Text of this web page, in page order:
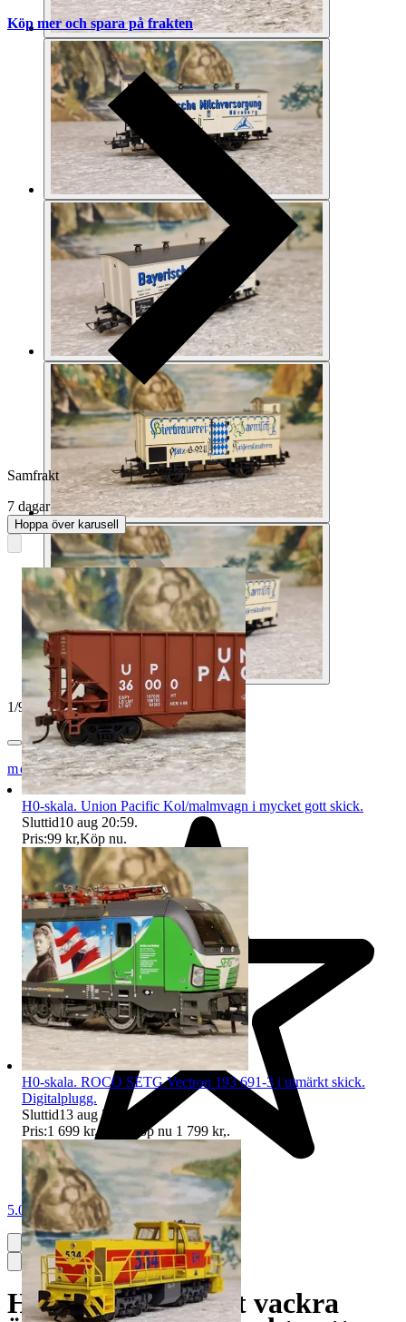
1/9
modelltågcom
5.0
H0-skala. TRIX 3st vackra
Köp mer och spara på frakten
Samfrakt
7 dagar
Hoppa över karusell
H0-skala. Union Pacific Kol/malmvagn i mycket gott skick.
Sluttid10 aug 20:59.
Pris:99 kr,Köp nu.
H0-skala. ROCO SETG Vectron 193 691-3 i utmärkt skick.
Digitalplugg.
Sluttid13 aug 21:19
Pris:1 699 kr,Eller Köp nu 1 799 kr,.